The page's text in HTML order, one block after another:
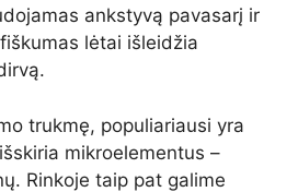
ankstyvą pavasarį ir
lėtai išleidžia
trukmę, populiariausi yra
mikroelementus –
Rinkoje taip pat galime